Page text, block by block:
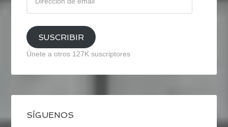
email
SUSCRIBIR
Únete a otros 127K suscriptores
SÍGUENOS